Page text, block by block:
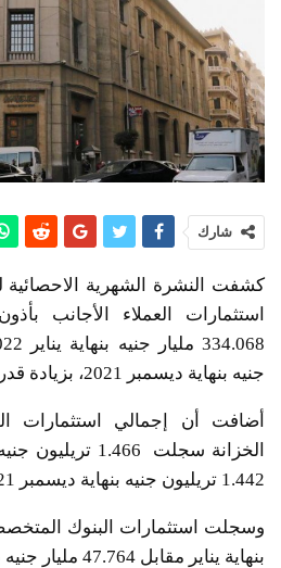
شارك
كشفت النشرة الشهرية الاحصائية
استثمارات العملاء الأجانب
جنيه بنهاية ديسمبر 2021، بزيادة قدرها 12.23 مليار جنيه.
أضافت أن إجمالي استثمارات
1.442 تريليون جنيه بنهاية ديسمبر 2021.
بنهاية يناير مقابل 47.764 مليار جنيه بنهاية ديسمبر 2021.